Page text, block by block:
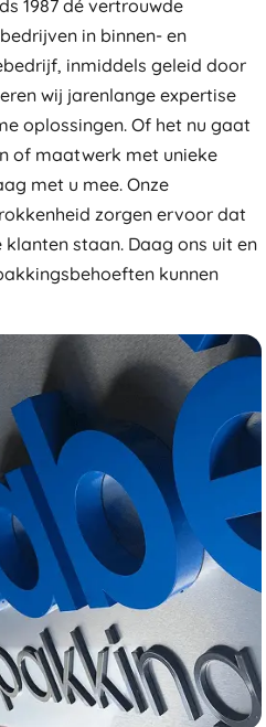
1987 dé vertrouwde
in binnen- en
inmiddels geleid door
wij jarenlange expertise
oplossingen. Of het nu gaat
of maatwerk met unieke
met u mee. Onze
zorgen ervoor dat
staan. Daag ons uit en
kunnen